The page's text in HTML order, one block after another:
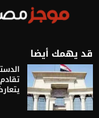
قد يهمك أيضا